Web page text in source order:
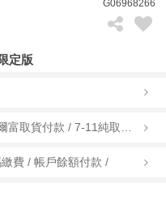
G06968266
定版
費 / 帳戶餘額付款 /